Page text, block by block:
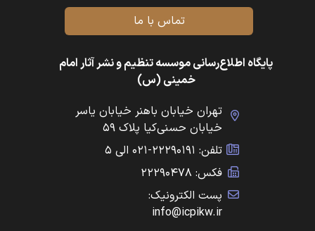
تماس با ما
پایگاه اطلاع‌رسانی موسسه تنظیم و نشر آثار امام
خمینی (س)
تهران خیابان باهنر خیابان یاسر
خیابان حسنی‌کیا پلاک ۵۹
تلفن: ۲۲۲۹۰۱۹۱-۰۲۱ الی ۵
فکس: ۲۲۲۹۰۴۷۸
پست الکترونیک:
info@icpikw.ir